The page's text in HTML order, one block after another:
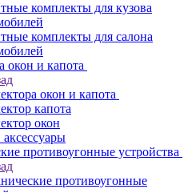
комплекты для кузова
комплекты для салона
окон и капота
окон и капота
капота
окон
противоугонные устройства
противоугонные